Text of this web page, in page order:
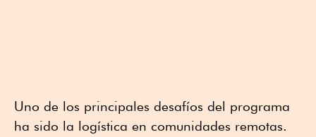
Uno de los principales desafíos del programa
ha sido la logística en comunidades remotas.